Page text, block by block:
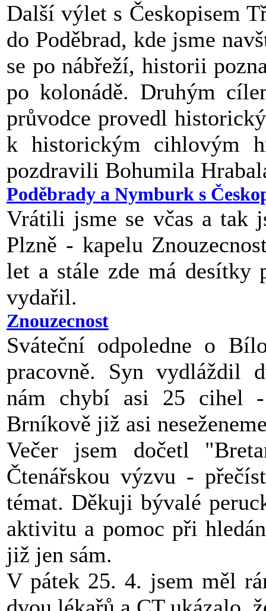
Další výlet s Českopisem
do Poděbrad, kde jsme
se po nábřeží, historii
po kolonádě. Druhým
průvodce provedl
k historickým cihlovým
pozdravili Bohumila
Poděbrady a Nymburk s
Vrátili jsme se včas a tak
Plzně - kapelu
let a stále zde má desítky
vydařil.
Znouzecnost
Sváteční odpoledne o
pracovně. Syn vydláždil
nám chybí asi 25 cihel
Brníkově již asi
Večer jsem dočetl
Čtenářskou výzvu -
témat. Děkuji bývalé
aktivitu a pomoc při
již jen sám.
V pátek 25. 4. jsem měl